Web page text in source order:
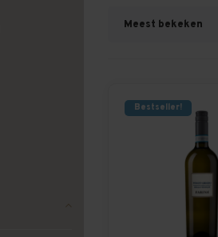
Meest bekeken
Bestseller!